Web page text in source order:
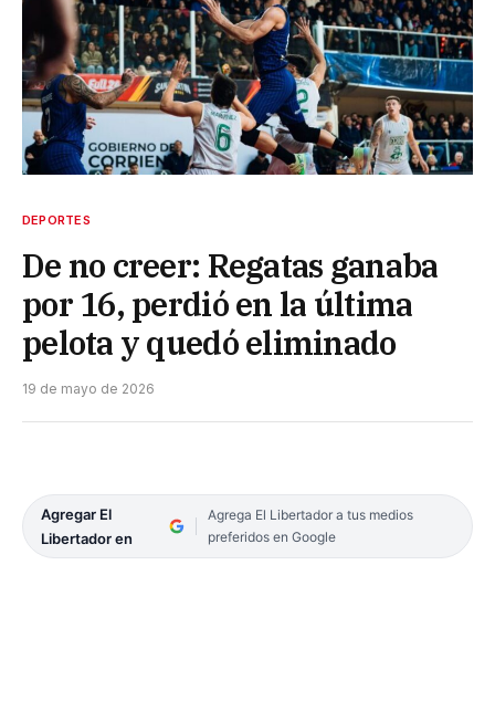
DEPORTES
De no creer: Regatas ganaba
por 16, perdió en la última
pelota y quedó eliminado
19 de mayo de 2026
Agregar El
Libertador en
Agrega El Libertador a tus medios
preferidos en Google